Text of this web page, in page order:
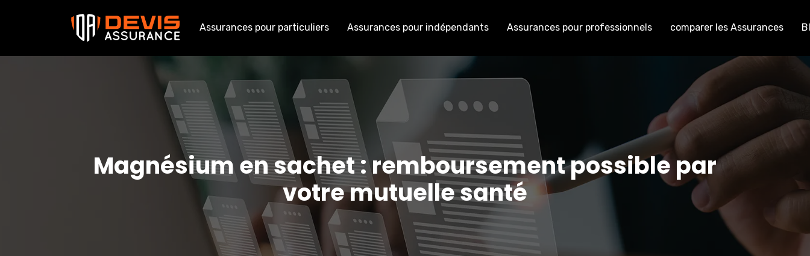
Assurances pour particuliers Assurances pour indépendants Assurances pour professionnels comparer les Assurances
Magnésium en sachet : remboursement possible par
votre mutuelle santé